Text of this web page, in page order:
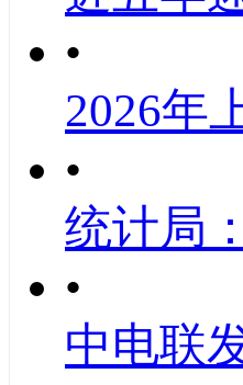
•
2026年
•
统计局
•
中电联